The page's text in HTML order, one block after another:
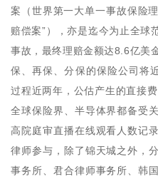
案（世界第一大单一事故保险
赔偿案”），亦是迄今为止全球
事故，最终理赔金额达8.6亿美
保、再保、分保的保险公司将
过程近两年，公估产生的直接
全球保险界、半导体界都备受
高院庭审直播在线观看人数记
律师参与，除了锦天城之外，
事务所、君合律师事务所、韩